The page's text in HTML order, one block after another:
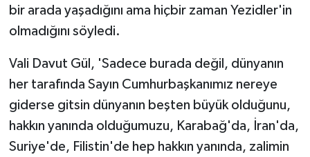
bir arada yaşadığını ama hiçbir zaman Yezidler'in
olmadığını söyledi.
Vali Davut Gül, 'Sadece burada değil, dünyanın
her tarafında Sayın Cumhurbaşkanımız nereye
giderse gitsin dünyanın beşten büyük olduğunu,
hakkın yanında olduğumuzu, Karabağ'da, İran'da,
Suriye'de, Filistin'de hep hakkın yanında, zalimin